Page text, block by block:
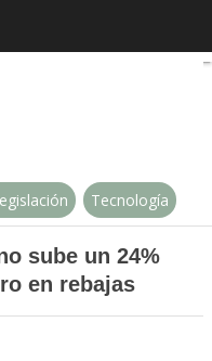
segunda mano
Tecnología
sube un 24%
en rebajas